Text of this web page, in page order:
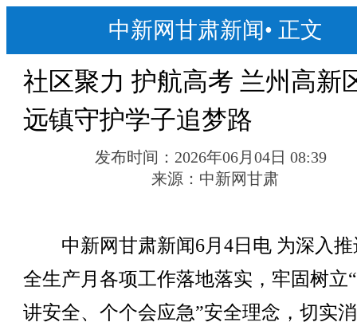
中新网甘肃新闻• 正文
社区聚力 护航高考 兰州高新
远镇守护学子追梦路
发布时间： 2026年06月04日 08:39
来源： 中新网甘肃
中新网甘肃新闻6月4日电 为深入推
全生产月各项工作落地落实，牢固树立
讲安全、个个会应急”安全理念，切实